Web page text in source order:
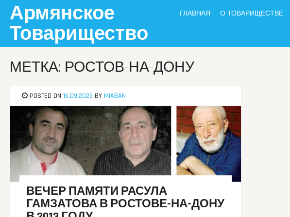
content
Армянское
Товарищество
ГЛАВНАЯ О ТОВАРИЩЕСТВЕ
МЕТКА: РОСТОВ-НА-ДОНУ
POSTED ON 16.09.2023 BY MIABAN
ВЕЧЕР ПАМЯТИ РАСУЛА
ГАМЗАТОВА В РОСТОВЕ-НА-ДОНУ